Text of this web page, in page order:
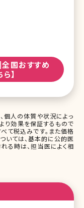
国おすすめ
】
個人の体質や状況によっ
り効果を保証するもので
て税込みです。また価格
いては、基本的に公的医
る時は、担当医によく相